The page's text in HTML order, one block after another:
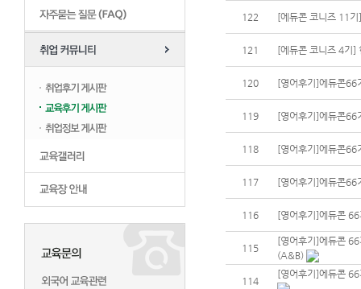
122 [에듀콘 코니즈 11
121 [에듀콘 코니즈 4기]
120 [영어후기]에듀콘
119 [영어후기]에듀콘66
118 [영어후기]에듀콘66
117 [영어후기]에듀콘66
116 [영어후기]에듀콘
115
[영어후기]에듀콘
(A&B)
114
[영어후기]에듀콘